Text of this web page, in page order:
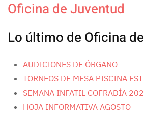
Oficina de Juventud
Lo último de Oficina
AUDICIONES DE ÓRGANO
TORNEOS DE MESA PISCINA
SEMANA INFATIL COFRADÍA
HOJA INFORMATIVA AGOSTO